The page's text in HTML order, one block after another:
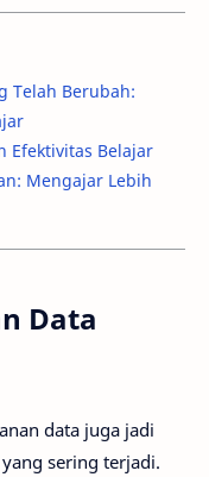
Telah Berubah:
Efektivitas Belajar
Mengajar Lebih
Data
data juga jadi
sering terjadi.